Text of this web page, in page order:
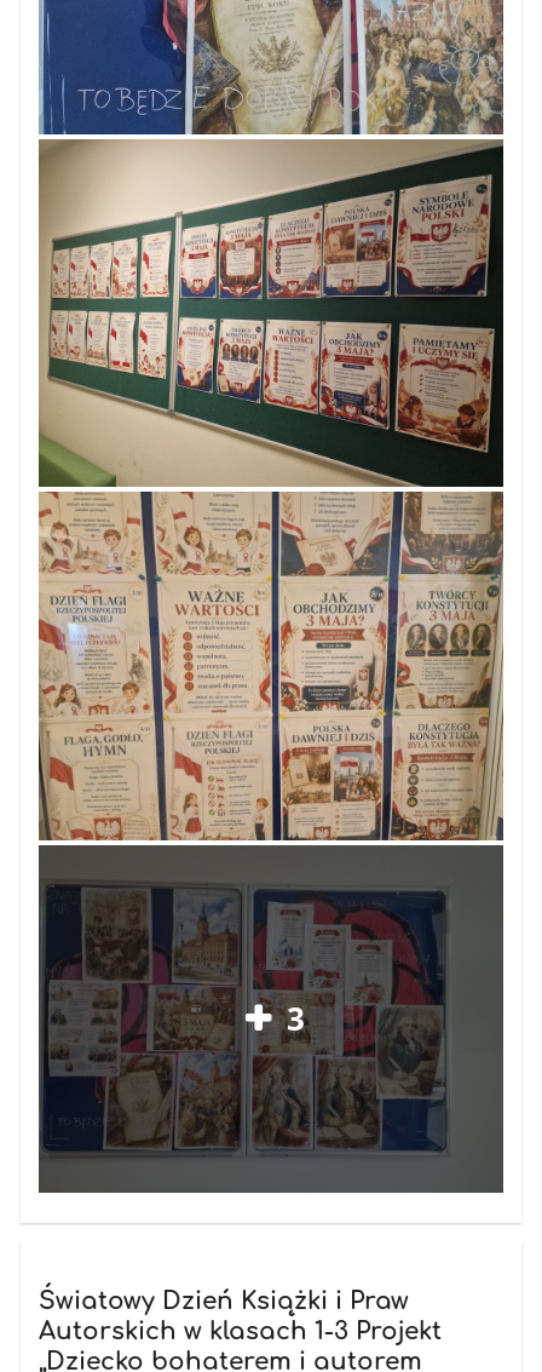
3
Światowy Dzień Książki i Praw
Autorskich w klasach 1-3 Projekt
„Dziecko bohaterem i autorem